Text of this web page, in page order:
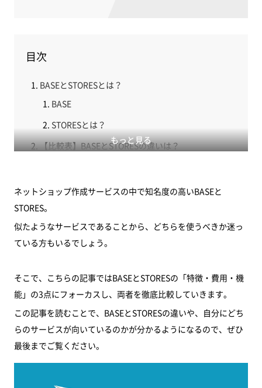
もっと見る
目次
BASEとSTORESとは？
BASE
STORESとは？
【比較表】BASEとSTORESの違いは？
費用の比較
まとめ
ネットショップ作成サービスの中で知名度の高いBASEと
STORES。
似たようなサービスであることから、どちらを使うべきか迷っ
ている方もいるでしょう。
そこで、こちらの記事ではBASEとSTORESの「特徴・費用・機
能」の3点にフォーカスし、両者を徹底比較していきます。
この記事を読むことで、BASEとSTORESの違いや、自分にどち
らのサービスが向いているのかが分かるようになるので、ぜひ
最後までご覧ください。